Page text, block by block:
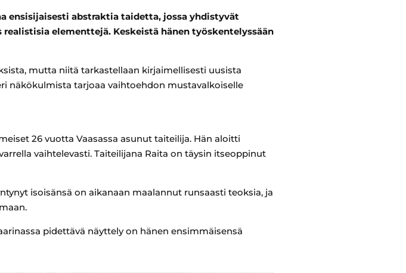
ensisijaisesti abstraktia taidetta, jossa yhdistyvät
elementtejä. Keskeistä hänen työskentelyssään
mutta niitä tarkastellaan kirjaimellisesti uusista
näkökulmista tarjoaa vaihtoehdon mustavalkoiselle
26 vuotta Vaasassa asunut taiteilija. Hän aloitti
vaihtelevasti. Taiteilijana Raita on täysin itseoppinut
isoisänsä on aikanaan maalannut runsaasti teoksia, ja
pidettävä näyttely on hänen ensimmäisensä